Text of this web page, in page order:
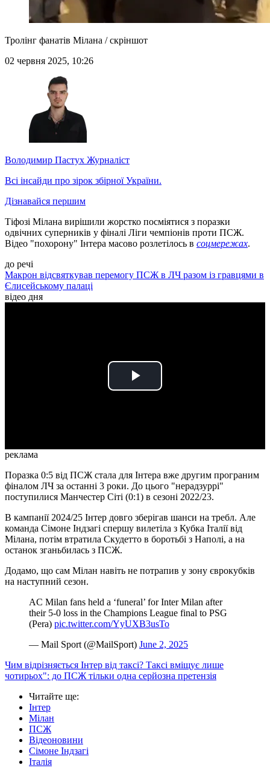
Тролінг фанатів Мілана / скріншот
02 червня 2025, 10:26
Володимир Пастух Журналіст
Всі інсайди про зірок збірної України.
Дізнавайся першим
Тіфозі Мілана вирішили жорстко посміятися з поразки
одвічних суперників у фіналі Ліги чемпіонів проти ПСЖ.
Відео "похорону" Інтера масово розлетілось в соцмережах.
до речі
Макрон відсвяткував перемогу ПСЖ в ЛЧ разом із гравцями в
Єлисейському палаці
відео дня
Play
реклама
Поразка 0:5 від ПСЖ стала для Інтера вже другим програним
фіналом ЛЧ за останні 3 роки. До цього "нерадзуррі"
поступилися Манчестер Сіті (0:1) в сезоні 2022/23.
В кампанії 2024/25 Інтер довго зберігав шанси на требл. Але
команда Сімоне Індзагі спершу вилетіла з Кубка Італії від
Мілана, потім втратила Скудетто в боротьбі з Наполі, а на
останок зганьбилась з ПСЖ.
Додамо, що сам Мілан навіть не потрапив у зону єврокубків
на наступний сезон.
AC Milan fans held a ‘funeral’ for Inter Milan after
their 5-0 loss in the Champions League final to PSG
(Pera) pic.twitter.com/YyUXB3usTo
— Mail Sport (@MailSport) June 2, 2025
Чим відрізняється Інтер від таксі? Таксі вміщує лише
чотирьох": до ПСЖ тільки одна серйозна претензія
Читайте ще:
Інтер
Мілан
ПСЖ
Відеоновини
Сімоне Індзагі
Італія